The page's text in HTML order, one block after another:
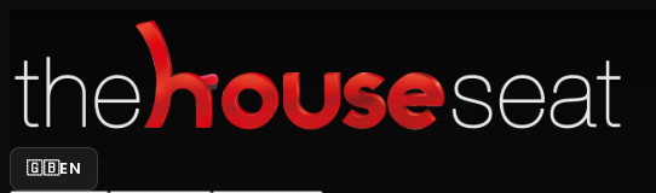
🇬🇧EN